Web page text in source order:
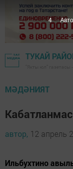
ТУКАЙ
МӘДӘНИЯТ
автор, 12 апрель
Ильбухтино
3